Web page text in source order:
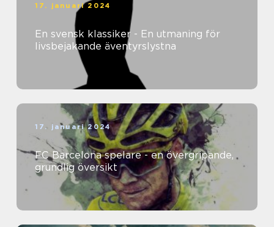
17. januari 2024
En svensk klassiker - En utmaning för
livsbejakande äventyrslystna
17. januari 2024
FC Barcelona spelare - en övergripande,
grundlig översikt